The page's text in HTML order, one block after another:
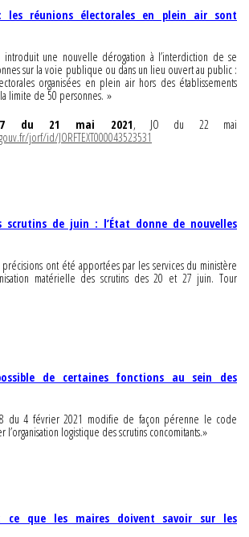
les réunions électorales en plein air sont
une nouvelle dérogation à l’interdiction de se
sur la voie publique ou dans un lieu ouvert au public :
organisées en plein air hors des établissements
limite de 50 personnes. »
du 21 mai 2021, JO du 22 mai
jorf/id/JORFTEXT000043523531
scrutins de juin : l’État donne de nouvelles
ont été apportées par les services du ministère
matérielle des scrutins des 20 et 27 juin. Tour
de certaines fonctions au sein des
du 4 février 2021 modifie de façon pérenne le code
logistique des scrutins concomitants.»
que les maires doivent savoir sur les